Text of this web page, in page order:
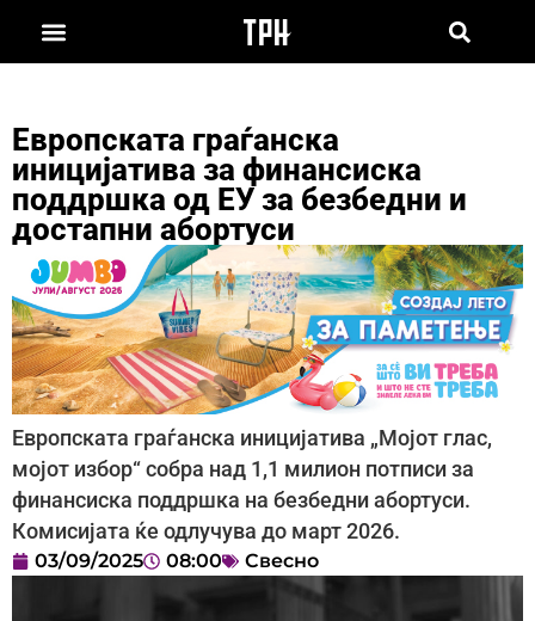
Европската граѓанска
иницијатива за финансиска
поддршка од ЕУ за безбедни и
достапни абортуси
Европската граѓанска иницијатива „Мојот глас,
мојот избор“ собра над 1,1 милион потписи за
финансиска поддршка на безбедни абортуси.
Комисијата ќе одлучува до март 2026.
03/09/2025 08:00 Свесно